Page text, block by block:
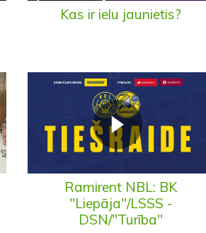
Kas ir ielu jaunietis?
Ramirent NBL: BK
"Liepāja"/LSSS -
DSN/"Turība"